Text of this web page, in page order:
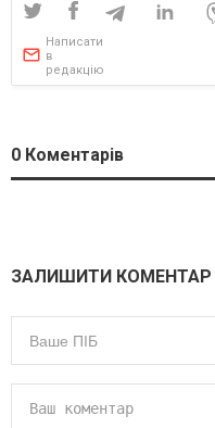
Написати
в
редакцію
0 Коментарів
ЗАЛИШИТИ КОМЕНТАР